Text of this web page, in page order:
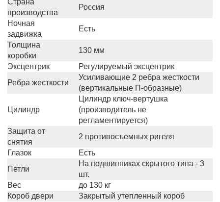
Страна
производства
Россия
Ночная
задвижка
Есть
Толщина
коробки
130 мм
Эксцентрик
Регулируемый эксцентрик
Ребра жесткости
Усиливающие 2 ребра жесткости
(вертикальные П-образные)
Цилиндр
Цилиндр ключ-вертушка
(производитель не
регламентируется)
Защита от
снятия
2 противосъемных ригеля
Глазок
Есть
Петли
На подшипниках скрытого типа - 3
шт.
Вес
до 130 кг
Короб двери
Закрытый утепленный короб